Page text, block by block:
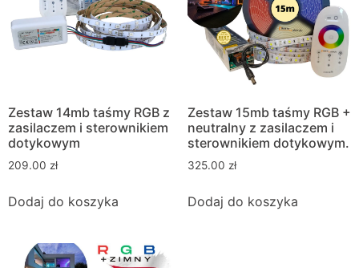
Zestaw 14mb taśmy RGB z
zasilaczem i sterownikiem
dotykowym
209.00 zł
Dodaj do koszyka
Zestaw 15mb taśmy RGB +
neutralny z zasilaczem i
sterownikiem dotykowym.
325.00 zł
Dodaj do koszyka